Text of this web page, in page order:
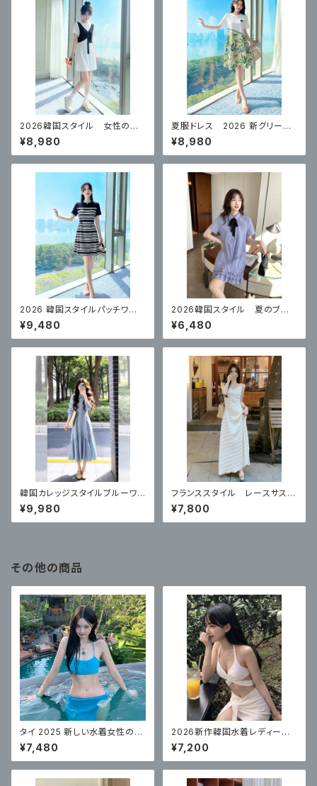
2026韓国スタイル 女性のた
めの夏の フェイクツーピース
スリムドレス
¥8,980
夏服ドレス 2026 新グリーン
ハイエンド スカート
¥8,980
2026 韓国スタイルパッチワー
クストライプワンピース
¥9,480
2026韓国スタイル 夏のブル
ーカレッジスタイルドレス
¥6,480
韓国カレッジスタイルブルーワン
ピース
¥9,980
フランススタイル レースサスペ
ンダードレス
¥7,800
その他の商品
タイ 2025 新しい水着女性のソ
リッドカラーのチューブトップセ
クシーなビキニ 3 点セット
¥7,480
2026新作韓国水着レディース
セクシービキニ白スリーピース
温泉リゾート
¥7,200